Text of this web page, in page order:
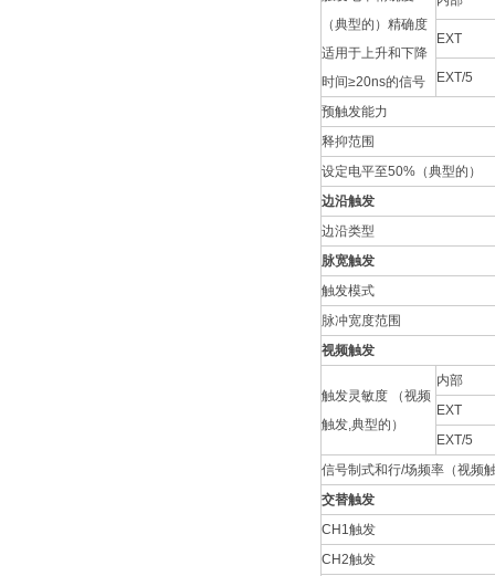
（典型的）精确度
适用于上升和下降
时间≥20ns的信号
EXT
EXT/5
预触发能力
释抑范围
设定电平至50%（典型的）
边沿触发
边沿类型
脉宽触发
触发模式
脉冲宽度范围
视频触发
触发灵敏度 （视频
触发,典型的）
内部
EXT
EXT/5
信号制式和行/场频率（视频
交替触发
CH1触发
CH2触发